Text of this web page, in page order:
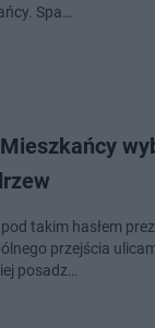
Spa…
takim hasłem
przejścia
posadz…